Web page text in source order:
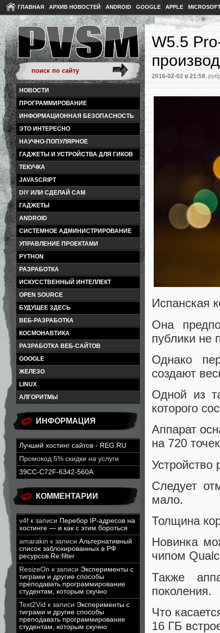
ГЛАВНАЯ АРХИВ НОВОСТЕЙ ANDROID GOOGLE APPLE
НОВОСТИ
ПРОГРАММИРОВАНИЕ
ИНФОРМАЦИОННАЯ БЕЗОПАСНОСТЬ
ЭТО ИНТЕРЕСНО
НАУЧНО-ПОПУЛЯРНОЕ
ГАДЖЕТЫ И УСТРОЙСТВА ДЛЯ ГИКОВ
ТЕКУЧКА
JAVASCRIPT
DIY ИЛИ СДЕЛАЙ САМ
ГАДЖЕТЫ
ANDROID
СИСТЕМНОЕ АДМИНИСТРИРОВАНИЕ
УПРАВЛЕНИЕ ПРОЕКТАМИ
PYTHON
РАЗРАБОТКА
ИСКУССТВЕННЫЙ ИНТЕЛЛЕКТ
OPEN SOURCE
БУДУЩЕЕ ЗДЕСЬ
ВЕБ-РАЗРАБОТКА
КОСМОНАВТИКА
РАЗРАБОТКА ВЕБ-САЙТОВ
GOOGLE
ЖЕЛЕЗО
LINUX
АЛГОРИТМЫ
ИНФОРМАЦИЯ
Лучший хостинг сайтов - REG.RU
Промокод 5% скидки на услуги
39CC-C72F-6342-560A
КОММЕНТАРИИ
v4f к записи Перебор IP-адресов на
хостинге — и как с этим бороться
amarakin к записи Альтернативный
список заблокированных в РФ
ресурсов Re:filter
ResizeOn к записи Эксперименты с
тиграми и другие способы
преподавать программирование
студентам, которым скучно
Text2Vid к записи Эксперименты с
тиграми и другие способы
преподавать программирование
студентам, которым скучно
W5.5
2016-02-02 в 21:58,
Испанская
Она
публики не
Однако
создают
Одной из
которого
Аппарат
на 720
Следует
мало.
Толщина
Новинка
чипом
Также
поколения.
Что
16 ГБ